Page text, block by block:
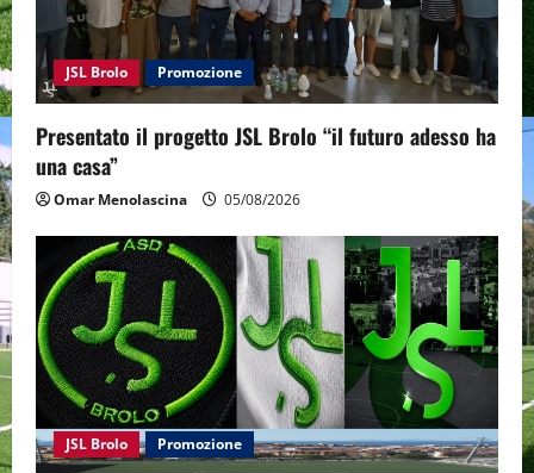
JSL Brolo Promozione
Presentato il progetto JSL Brolo “il futuro adesso ha
una casa”
Omar Menolascina 05/08/2026
JSL Brolo Promozione